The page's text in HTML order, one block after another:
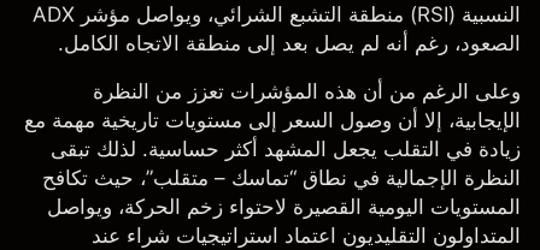
النسبية (RSI) منطقة التشبع الشرائي، ويواصل مؤشر ADX
الصعود، رغم أنه لم يصل بعد إلى منطقة الاتجاه الكامل.
وعلى الرغم من أن هذه المؤشرات تعزز من النظرة
الإيجابية، إلا أن وصول السعر إلى مستويات تاريخية مهمة مع
زيادة في التقلب يجعل المشهد أكثر حساسية. لذلك تبقى
النظرة الإجمالية في نطاق “تماسك – متقلب”، حيث تكافح
المستويات اليومية القصيرة لاحتواء زخم الحركة، ويواصل
المتداولون التقليديون اعتماد استراتيجيات شراء عند